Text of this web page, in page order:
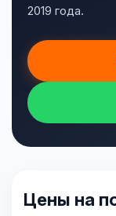
2019 года.
Цены на